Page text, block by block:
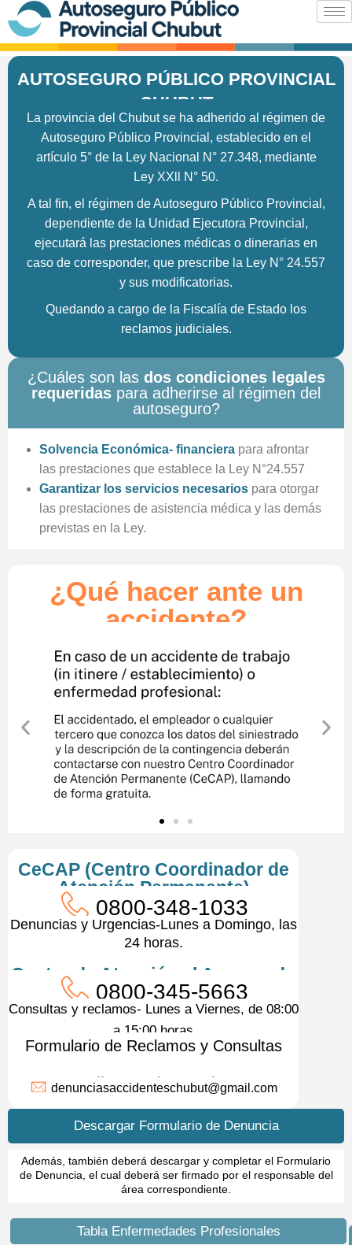
Ir
al
contenido
AUTOSEGURO PÚBLICO PROVINCIAL
CHUBUT
La provincia del Chubut se ha adherido al régimen de
Autoseguro Público Provincial, establecido en el
artículo 5° de la Ley Nacional N° 27.348, mediante
Ley XXll N° 50.
A tal fin, el régimen de Autoseguro Público Provincial,
dependiente de la Unidad Ejecutora Provincial,
ejecutará las prestaciones médicas o dinerarias en
caso de corresponder, que prescribe la Ley N° 24.557
y sus modificatorias.
Quedando a cargo de la Fiscalía de Estado los
reclamos judiciales.
¿Cuáles son las dos condiciones legales
requeridas para adherirse al régimen del
autoseguro?
Solvencia Económica- financiera para afrontar
las prestaciones que establece la Ley N°24.557
Garantizar los servicios necesarios para otorgar
las prestaciones de asistencia médica y las demás
previstas en la Ley.
¿Qué hacer ante un
accidente?
CeCAP (Centro Coordinador de
Atención Permanente)
0800-348-1033
Denuncias y Urgencias-Lunes a Domingo, las
24 horas.
Centro de Atención al Asegurado
0800-345-5663
Consultas y reclamos- Lunes a Viernes, de 08:00
a 15:00 horas
Formulario de Reclamos y Consultas
Mail para denuncias
denunciasaccidenteschubut@gmail.com
Descargar Formulario de Denuncia
Además, también deberá descargar y completar el Formulario
de Denuncia, el cual deberá ser firmado por el responsable del
área correspondiente.
Tabla Enfermedades Profesionales